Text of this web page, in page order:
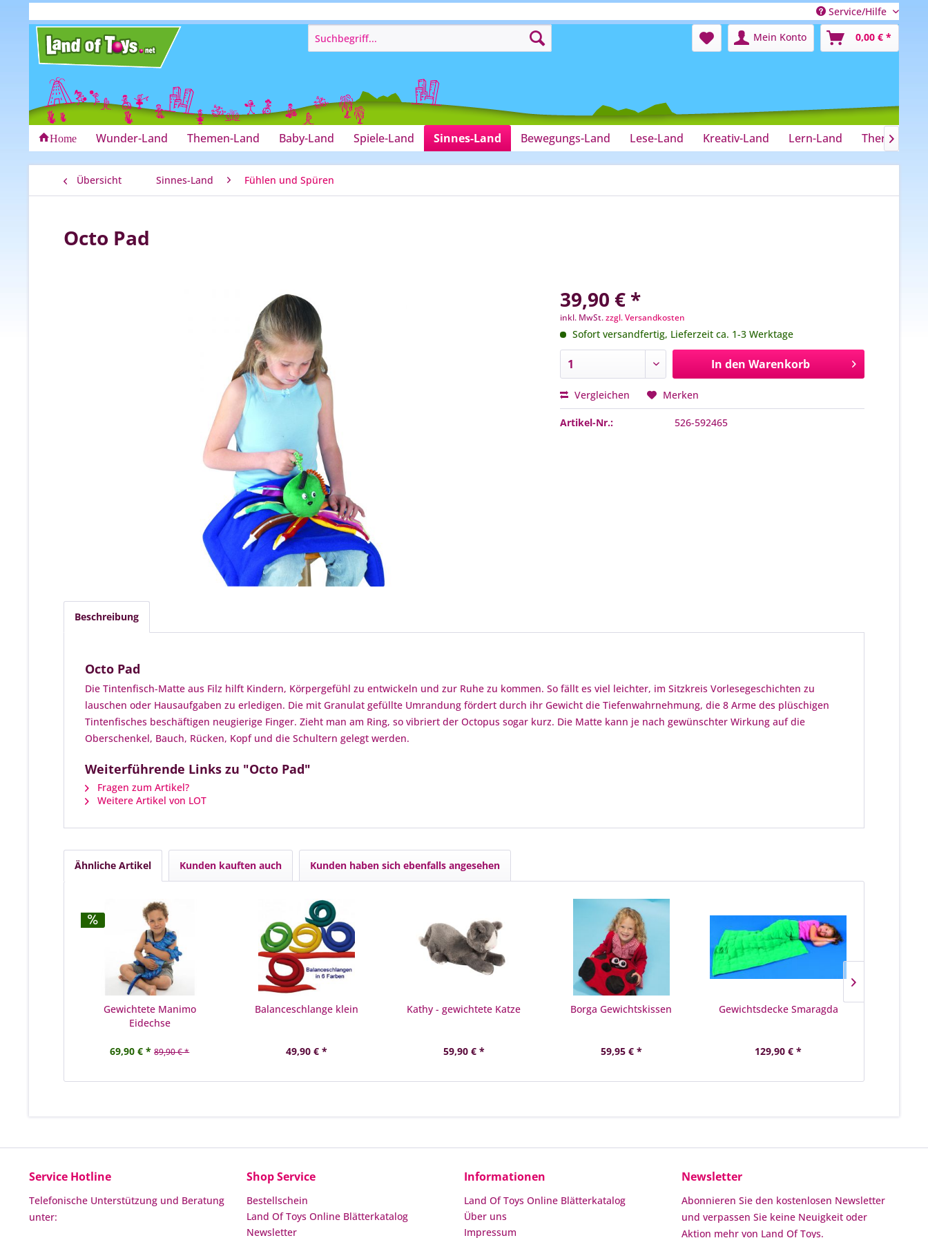
Service/Hilfe
Mein Konto
0,00 € *
Home Wunder-Land Themen-Land Baby-Land Spiele-Land Sinnes-Land Bewegungs-Land Lese-Land Kreativ-Land Lern-Land Therapie-

Übersicht Sinnes-Land Fühlen und Spüren
Octo Pad
39,90 € *
inkl. MwSt.zzgl. Versandkosten
Sofort versandfertig, Lieferzeit ca. 1-3 Werktage
In den Warenkorb
Vergleichen Merken
Artikel-Nr.: 526-592465
Beschreibung
Octo Pad
Die Tintenfisch-Matte aus Filz hilft Kindern, Körpergefühl zu entwickeln und zur Ruhe zu kommen. So fällt es viel leichter, im Sitzkreis Vorlesegeschichten zu
lauschen oder Hausaufgaben zu erledigen. Die mit Granulat gefüllte Umrandung fördert durch ihr Gewicht die Tiefenwahrnehmung, die 8 Arme des plüschigen
Tintenfisches beschäftigen neugierige Finger. Zieht man am Ring, so vibriert der Octopus sogar kurz. Die Matte kann je nach gewünschter Wirkung auf die
Oberschenkel, Bauch, Rücken, Kopf und die Schultern gelegt werden.
Weiterführende Links zu "Octo Pad"
Fragen zum Artikel?
Weitere Artikel von LOT
Ähnliche Artikel Kunden kauften auch Kunden haben sich ebenfalls angesehen
Gewichtete Manimo
Eidechse
69,90 € * 89,90 € *
Balanceschlange klein
49,90 € *
Kathy - gewichtete Katze
59,90 € *
Borga Gewichtskissen
59,95 € *
Gewichtsdecke Smaragda
129,90 € *
Service Hotline
Telefonische Unterstützung und Beratung
unter:
Shop Service
Bestellschein
Land Of Toys Online Blätterkatalog
Newsletter
Informationen
Land Of Toys Online Blätterkatalog
Über uns
Impressum
Newsletter
Abonnieren Sie den kostenlosen Newsletter
und verpassen Sie keine Neuigkeit oder
Aktion mehr von Land Of Toys.